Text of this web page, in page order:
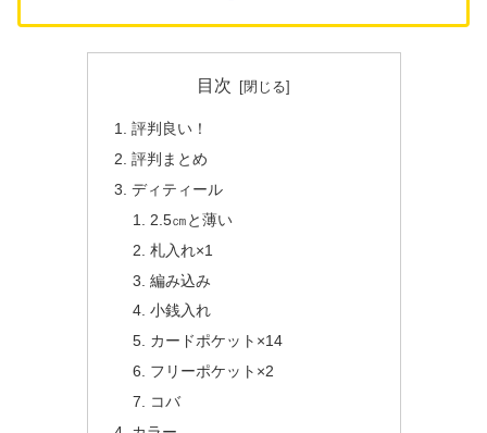
目次
評判良い！
評判まとめ
ディティール
2.5㎝と薄い
札入れ×1
編み込み
小銭入れ
カードポケット×14
フリーポケット×2
コバ